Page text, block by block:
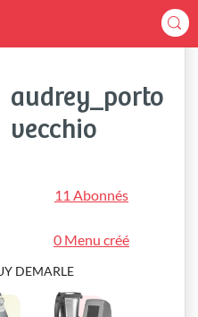
audrey_porto
vecchio
11 Abonnés
0 Menu créé
DEMARLE